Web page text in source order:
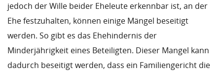
jedoch der Wille beider Eheleute erkennbar ist, an der
Ehe festzuhalten, können einige Mängel beseitigt
werden. So gibt es das Ehehindernis der
Minderjährigkeit eines Beteiligten. Dieser Mangel kann
dadurch beseitigt werden, dass ein Familiengericht die